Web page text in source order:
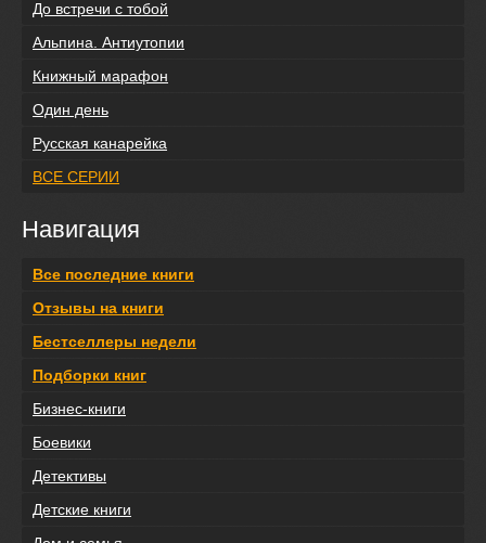
До встречи с тобой
Альпина. Антиутопии
Книжный марафон
Один день
Русская канарейка
ВСЕ СЕРИИ
Навигация
Все последние книги
Отзывы на книги
Бестселлеры недели
Подборки книг
Бизнес-книги
Боевики
Детективы
Детские книги